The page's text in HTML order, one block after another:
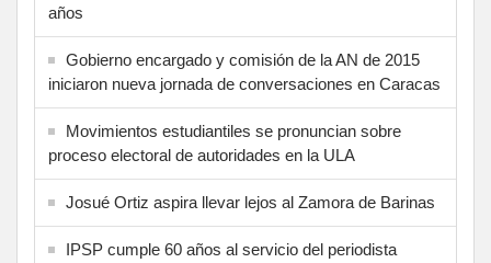
años
Gobierno encargado y comisión de la AN de 2015
iniciaron nueva jornada de conversaciones en Caracas
Movimientos estudiantiles se pronuncian sobre
proceso electoral de autoridades en la ULA
Josué Ortiz aspira llevar lejos al Zamora de Barinas
IPSP cumple 60 años al servicio del periodista